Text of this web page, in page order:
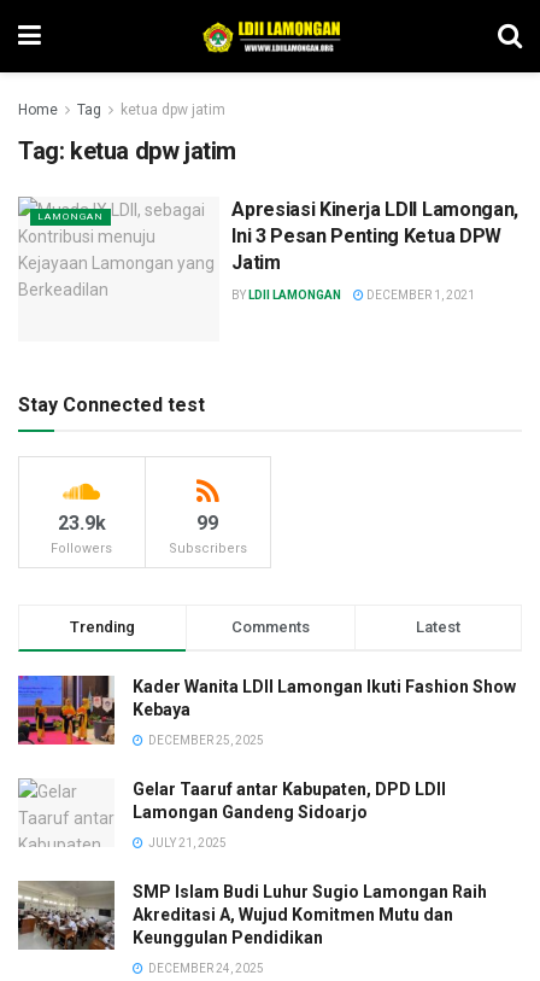
Home Tag ketua dpw jatim
Tag: ketua dpw jatim
LAMONGAN
Apresiasi Kinerja LDII Lamongan,
Ini 3 Pesan Penting Ketua DPW
Jatim
BY LDII LAMONGAN DECEMBER 1, 2021
Stay Connected test
23.9k
Followers
99
Subscribers
Trending Comments Latest
Kader Wanita LDII Lamongan Ikuti Fashion Show
Kebaya
DECEMBER 25, 2025
Gelar Taaruf antar Kabupaten, DPD LDII
Lamongan Gandeng Sidoarjo
JULY 21, 2025
SMP Islam Budi Luhur Sugio Lamongan Raih
Akreditasi A, Wujud Komitmen Mutu dan
Keunggulan Pendidikan
DECEMBER 24, 2025